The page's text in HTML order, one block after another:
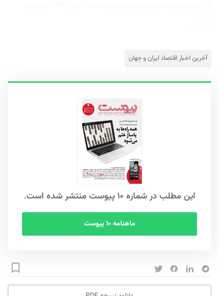
آخرین اخبار اقتصاد ایران و جهان
این مطلب در شماره ۱۰ پیوست منتشر شده است.
ماهنامه ۱۰ پیوست